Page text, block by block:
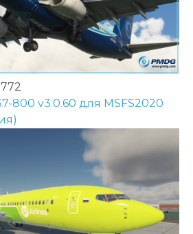
800 v3.0.60 для MSFS2020